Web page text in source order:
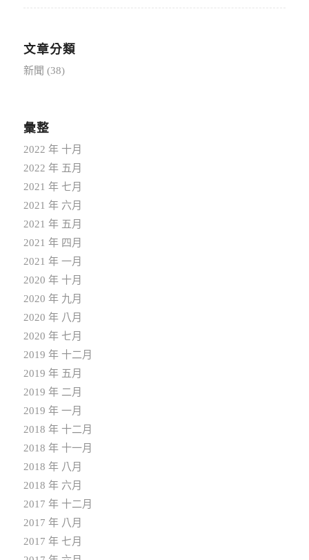
文章分類
新聞 (38)
彙整
2022 年 十月
2022 年 五月
2021 年 七月
2021 年 六月
2021 年 五月
2021 年 四月
2021 年 一月
2020 年 十月
2020 年 九月
2020 年 八月
2020 年 七月
2019 年 十二月
2019 年 五月
2019 年 二月
2019 年 一月
2018 年 十二月
2018 年 十一月
2018 年 八月
2018 年 六月
2017 年 十二月
2017 年 八月
2017 年 七月